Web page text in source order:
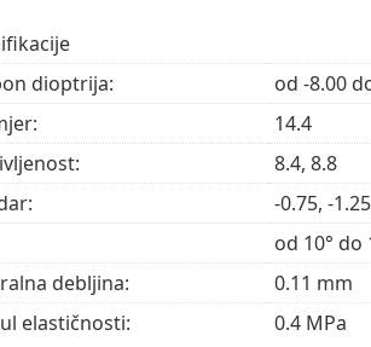
dioptrija:
od -8.00
14.4
8.4, 8.8
-0.75, -
od 10° do
debljina:
0.11 mm
elastičnosti:
0.4 MPa